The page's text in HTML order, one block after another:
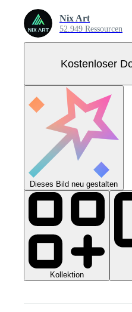
Nix Art
52.949 Ressourcen
Kostenloser
Dieses Bild neu gestalten
Kollektion